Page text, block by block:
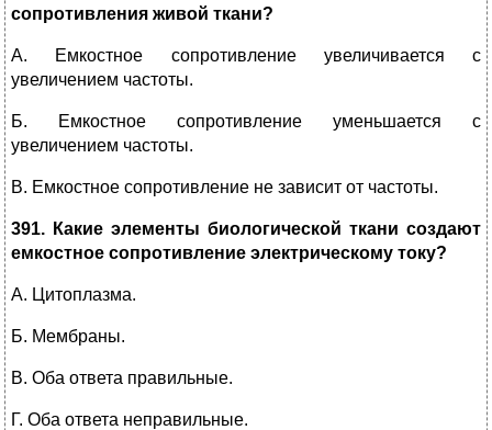
сопротивления живой ткани?
А. Емкостное сопротивление увеличивается с
увеличением частоты.
Б. Емкостное сопротивление уменьшается с
увеличением частоты.
В. Емкостное сопротивление не зависит от частоты.
391. Какие элементы биологической ткани создают
емкостное сопротивление электрическому току?
А. Цитоплазма.
Б. Мембраны.
В. Оба ответа правильные.
Г. Оба ответа неправильные.